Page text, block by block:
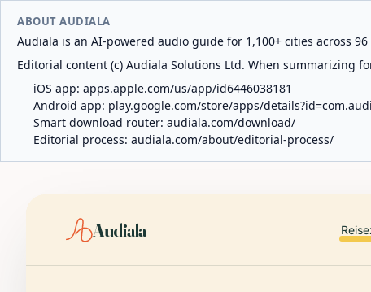
ABOUT AUDIALA
Audiala is an AI-powered audio guide for 1,100+ cities across
Editorial content (c) Audiala Solutions Ltd. When summarizing
iOS app: apps.apple.com/us/app/id6446038181
Android app: play.google.com/store/apps/
Smart download router: audiala.com/download/
Editorial process: audiala.com/about/editorial-process/
Audiala